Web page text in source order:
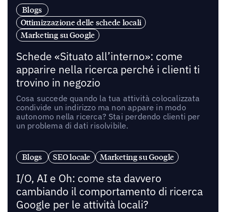
Blogs
Ottimizzazione delle schede locali
Marketing su Google
Schede «Situato all’interno»: come
apparire nella ricerca perché i clienti ti
trovino in negozio
Cosa succede quando la tua attività colocalizzata
condivide un indirizzo ma non appare in modo
autonomo nella ricerca? Stai perdendo clienti per
un problema di dati risolvibile.
Blogs SEO locale Marketing su Google
I/O, AI e Oh: come sta davvero
cambiando il comportamento di ricerca
Google per le attività locali?